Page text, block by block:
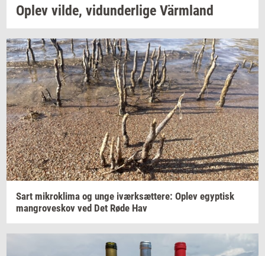
Oplev vilde, vi­dun­der­li­ge Värmland
Sart mi­krokli­ma og unge iværk­sæt­te­re: Oplev egyp­tisk
man­grove­skov ved Det Røde Hav